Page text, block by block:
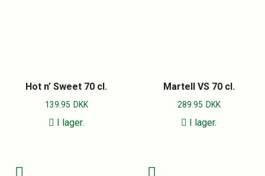
Hot n’ Sweet 70 cl.
139.95 DKK
I lager.
Martell VS 70 cl.
289.95 DKK
I lager.